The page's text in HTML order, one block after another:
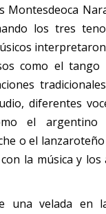
Montesdeoca
los tres
como el
diferentes
el argentino
o el
la música y los
una velada en